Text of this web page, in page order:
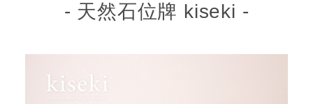
- 天然石位牌 kiseki -